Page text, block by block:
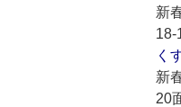
新
18-
く
新
20